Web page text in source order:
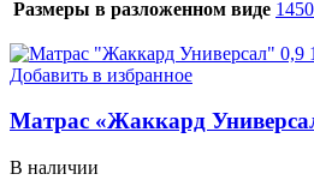
Размеры в разложенном виде
Добавить в избранное
Матрас «Жаккард
В наличии